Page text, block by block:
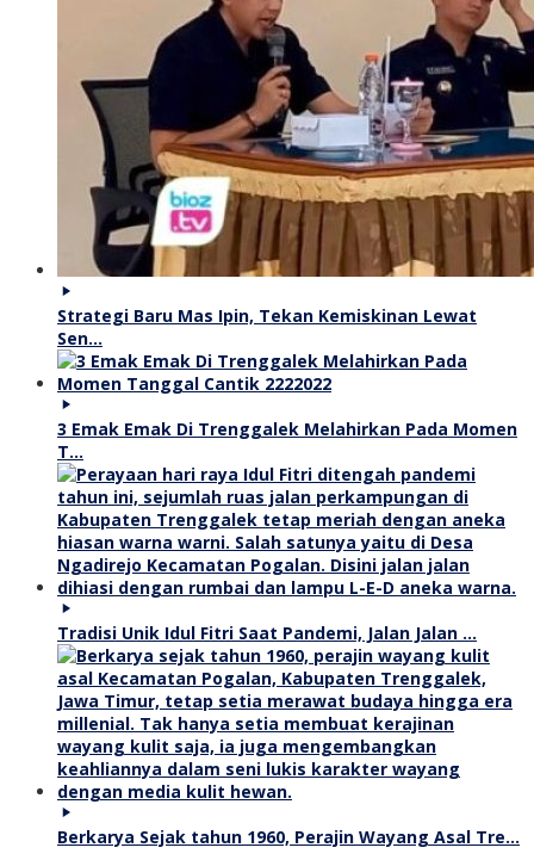
Strategi Baru Mas Ipin, Tekan Kemiskinan Lewat
Sen…
3 Emak Emak Di Trenggalek Melahirkan Pada Momen
T…
Tradisi Unik Idul Fitri Saat Pandemi, Jalan Jalan …
Berkarya Sejak tahun 1960, Perajin Wayang Asal Tre…